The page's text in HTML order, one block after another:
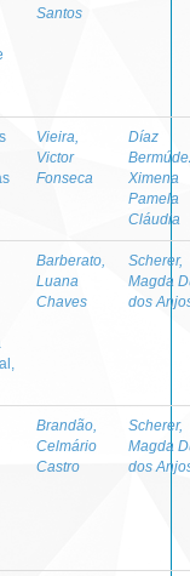
Santos
Vieira,
Victor
Fonseca
Díaz
Ximena
Pamela
Cláudia
Barberato,
Luana
Chaves
Scherer,
Magda
dos
Brandão,
Celmário
Castro
Scherer,
Magda
dos